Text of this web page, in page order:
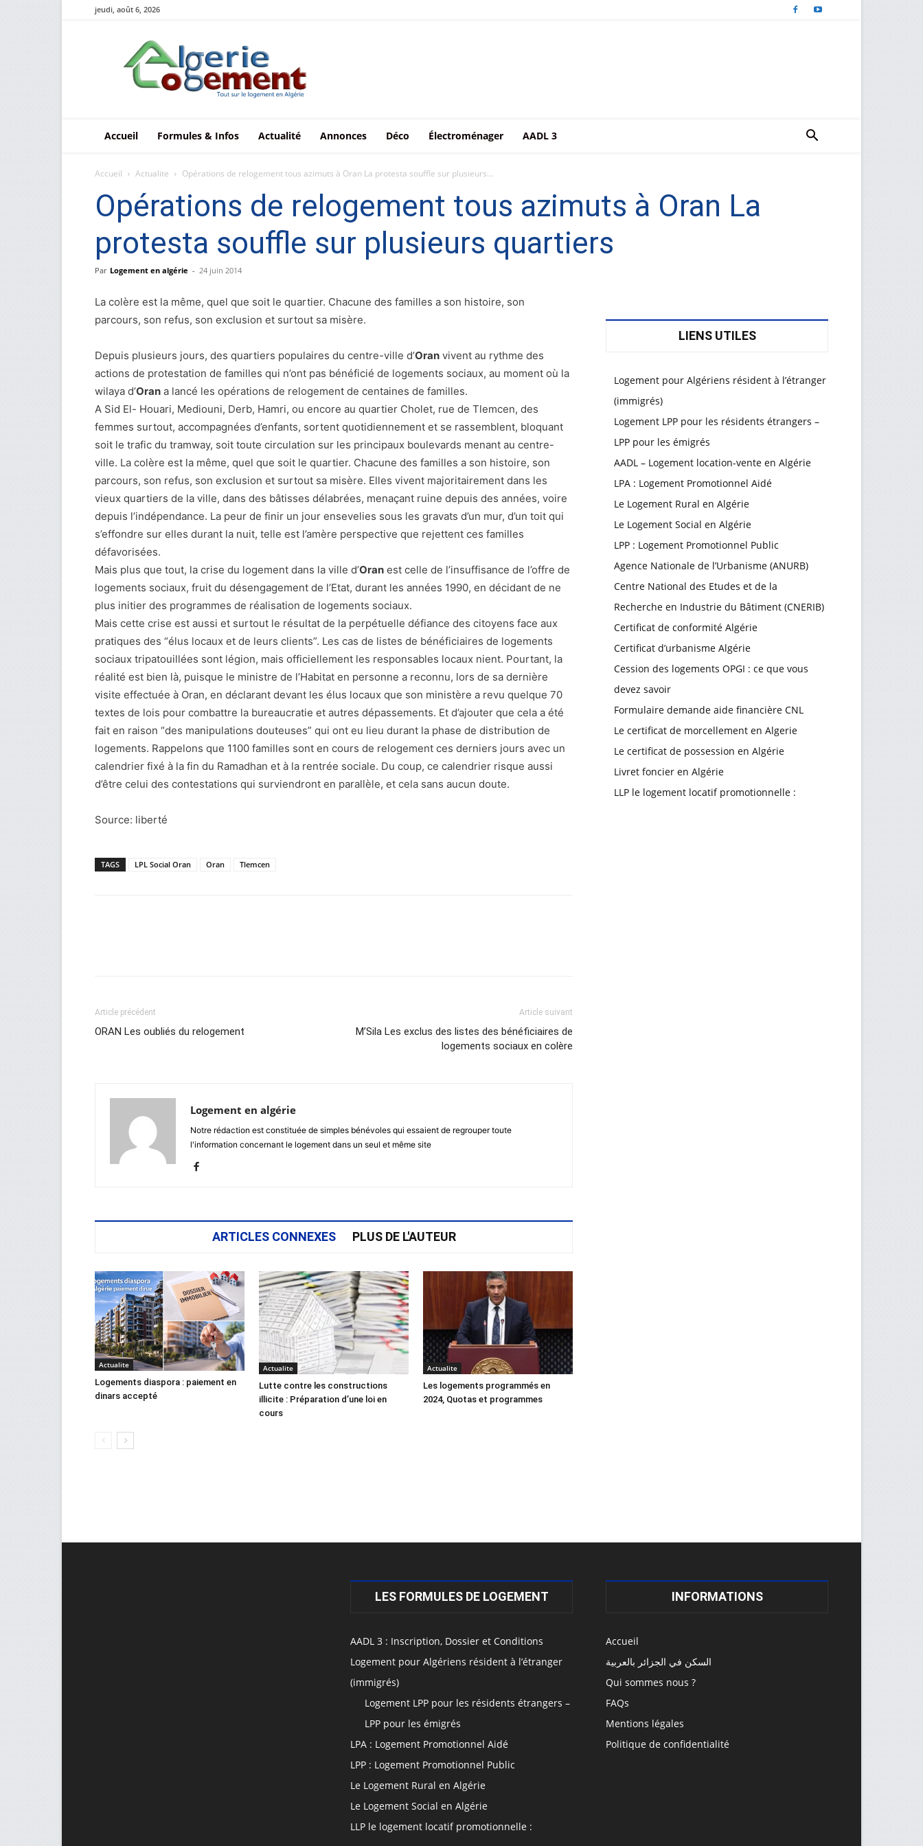
jeudi, août 6, 2026
Le
logement
en
Algérie
Accueil Formules & Infos Actualité Annonces Déco Électroménager AADL 3
Accueil Actualite Opérations de relogement tous azimuts à Oran La protesta souffle sur plusieurs...
Opérations de relogement tous azimuts à Oran La
protesta souffle sur plusieurs quartiers
Par Logement en algérie - 24 juin 2014
La colère est la même, quel que soit le quartier. Chacune des familles a son histoire, son
parcours, son refus, son exclusion et surtout sa misère.
Depuis plusieurs jours, des quartiers populaires du centre-ville d’Oran vivent au rythme des
actions de protestation de familles qui n’ont pas bénéficié de logements sociaux, au moment où la
wilaya d’Oran a lancé les opérations de relogement de centaines de familles.
A Sid El- Houari, Mediouni, Derb, Hamri, ou encore au quartier Cholet, rue de Tlemcen, des
femmes surtout, accompagnées d’enfants, sortent quotidiennement et se rassemblent, bloquant
soit le trafic du tramway, soit toute circulation sur les principaux boulevards menant au centre-
ville. La colère est la même, quel que soit le quartier. Chacune des familles a son histoire, son
parcours, son refus, son exclusion et surtout sa misère. Elles vivent majoritairement dans les
vieux quartiers de la ville, dans des bâtisses délabrées, menaçant ruine depuis des années, voire
depuis l’indépendance. La peur de finir un jour ensevelies sous les gravats d’un mur, d’un toit qui
s’effondre sur elles durant la nuit, telle est l’amère perspective que rejettent ces familles
défavorisées.
Mais plus que tout, la crise du logement dans la ville d’Oran est celle de l’insuffisance de l’offre de
logements sociaux, fruit du désengagement de l’Etat, durant les années 1990, en décidant de ne
plus initier des programmes de réalisation de logements sociaux.
Mais cette crise est aussi et surtout le résultat de la perpétuelle défiance des citoyens face aux
pratiques des “élus locaux et de leurs clients”. Les cas de listes de bénéficiaires de logements
sociaux tripatouillées sont légion, mais officiellement les responsables locaux nient. Pourtant, la
réalité est bien là, puisque le ministre de l’Habitat en personne a reconnu, lors de sa dernière
visite effectuée à Oran, en déclarant devant les élus locaux que son ministère a revu quelque 70
textes de lois pour combattre la bureaucratie et autres dépassements. Et d’ajouter que cela a été
fait en raison “des manipulations douteuses” qui ont eu lieu durant la phase de distribution de
logements. Rappelons que 1100 familles sont en cours de relogement ces derniers jours avec un
calendrier fixé à la fin du Ramadhan et à la rentrée sociale. Du coup, ce calendrier risque aussi
d’être celui des contestations qui surviendront en parallèle, et cela sans aucun doute.
Source: liberté
TAGS LPL Social Oran Oran Tlemcen
Article précédent
ORAN Les oubliés du relogement
Article suivant
M’Sila Les exclus des listes des bénéficiaires de
logements sociaux en colère
Logement en algérie
Notre rédaction est constituée de simples bénévoles qui essaient de regrouper toute
l'information concernant le logement dans un seul et même site
ARTICLES CONNEXES PLUS DE L'AUTEUR
Actualite
Logements diaspora : paiement en
dinars accepté
Actualite
Lutte contre les constructions
illicite : Préparation d’une loi en
cours
Actualite
Les logements programmés en
2024, Quotas et programmes
LIENS UTILES
Logement pour Algériens résident à l’étranger
(immigrés)
Logement LPP pour les résidents étrangers –
LPP pour les émigrés
AADL – Logement location-vente en Algérie
LPA : Logement Promotionnel Aidé
Le Logement Rural en Algérie
Le Logement Social en Algérie
LPP : Logement Promotionnel Public
Agence Nationale de l’Urbanisme (ANURB)
Centre National des Etudes et de la
Recherche en Industrie du Bâtiment (CNERIB)
Certificat de conformité Algérie
Certificat d’urbanisme Algérie
Cession des logements OPGI : ce que vous
devez savoir
Formulaire demande aide financière CNL
Le certificat de morcellement en Algerie
Le certificat de possession en Algérie
Livret foncier en Algérie
LLP le logement locatif promotionnelle :
LES FORMULES DE LOGEMENT
AADL 3 : Inscription, Dossier et Conditions
Logement pour Algériens résident à l’étranger
(immigrés)
Logement LPP pour les résidents étrangers –
LPP pour les émigrés
LPA : Logement Promotionnel Aidé
LPP : Logement Promotionnel Public
Le Logement Rural en Algérie
Le Logement Social en Algérie
LLP le logement locatif promotionnelle :
INFORMATIONS
Accueil
السكن في الجزائر بالعربية
Qui sommes nous ?
FAQs
Mentions légales
Politique de confidentialité